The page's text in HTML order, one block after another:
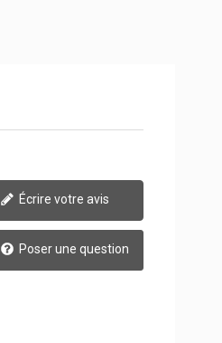
Écrire votre avis
Poser une question